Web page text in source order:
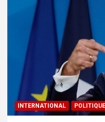
INTERNATIONAL POLITIQUE